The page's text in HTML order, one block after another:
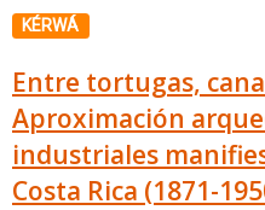
KÉRWÁ
Entre tortugas,
Aproximación
industriales
Costa Rica (1871-